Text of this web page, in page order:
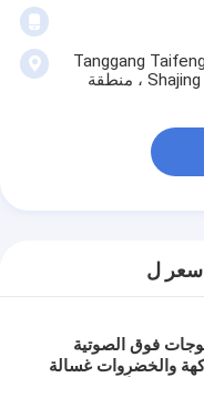
الطابق الأول والثاني ، المبنى 3 ، مجمع Tanggang Taifeng
الصناعي ، مجتمع Dawangshan ، شارع Shajing ، منطقة
ل
فوق الصوتية
والخضروات غسالة